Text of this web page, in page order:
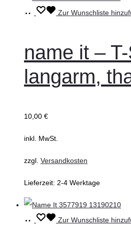
Ausführung
Dieses
mehrere
Varianten
auf.
Optionen
der
werden
Zur Wunschliste
name it –
langarm,
10,00 €
inkl. MwSt.
zzgl. Versandkosten
Lieferzeit: 2-4 Werktage
Ausführung
Dieses Zur Wunschliste